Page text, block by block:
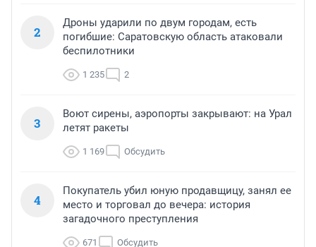
2
Дроны ударили по двум городам, есть
погибшие: Саратовскую область атаковали
беспилотники
1 235 2
3
Воют сирены, аэропорты закрывают: на Урал
летят ракеты
1 169 Обсудить
4
Покупатель убил юную продавщицу, занял ее
место и торговал до вечера: история
загадочного преступления
671 Обсудить